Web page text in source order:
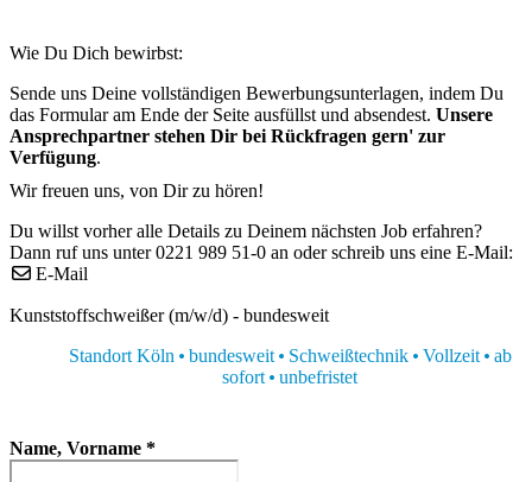
Wie Du Dich bewirbst:
Sende uns Deine vollständigen Bewerbungsunterlagen, indem Du
das Formular am Ende der Seite ausfüllst und absendest. Unsere
Ansprechpartner stehen Dir bei Rückfragen gern' zur
Verfügung.
Wir freuen uns, von Dir zu hören!
Du willst vorher alle Details zu Deinem nächsten Job erfahren?
Dann ruf uns unter 0221 989 51-0 an oder schreib uns eine E-Mail:
E-Mail
Kunststoffschweißer (m/w/d) - bundesweit
Standort Köln bundesweit Schweißtechnik Vollzeit ab
sofort
unbefristet
Name, Vorname *